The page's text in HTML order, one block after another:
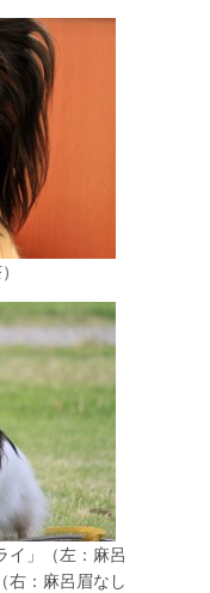
イ」（左：麻呂
右：麻呂眉なし